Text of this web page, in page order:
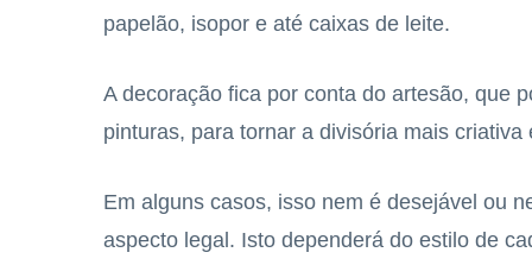
papelão, isopor e até caixas de leite.
A decoração fica por conta do artesão, que
pinturas, para tornar a divisória mais criativa
Em alguns casos, isso nem é desejável ou
aspecto legal. Isto dependerá do estilo de